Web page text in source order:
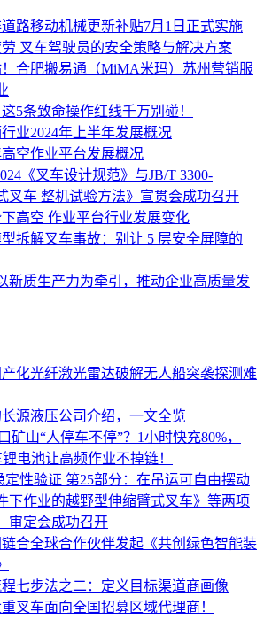
道路移动机械更新补贴7月1日正式实施
叉车驾驶员的安全策略与解决方案
！合肥搬易通（MiMA米玛）苏州营销服
5条致命操作红线千万别碰！
业2024年上半年发展概况
空作业平台发展概况
《叉车设计规范》与JB/T 3300-
叉车 整机试验方法》宣贯会成功召开
高空 作业平台行业发展变化
拆解叉车事故：别让 5 层安全屏障的
新质生产力为牵引，推动企业高质量发
化光纤激光雷达破解无人船突袭探测难
源液压公司介绍，一文全览
矿山“人停车不停”？1小时快充80%，
电池让高频作业不掉链！
定性验证 第25部分：在吊运可自由摆动
下作业的越野型伸缩臂式叉车》等两项
审定会成功召开
合全球合作伙伴发起《共创绿色智能装
七步法之二：定义目标渠道商画像
叉车面向全国招募区域代理商！